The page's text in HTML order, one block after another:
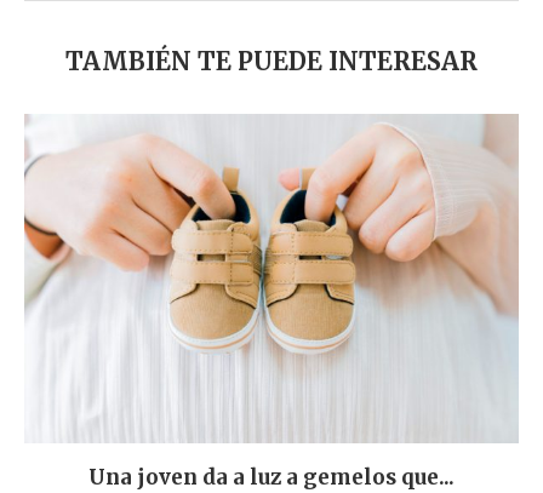
TAMBIÉN TE PUEDE INTERESAR
Una joven da a luz a gemelos que...